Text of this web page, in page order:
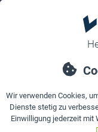
Startseite
Laden-Geschäfte>